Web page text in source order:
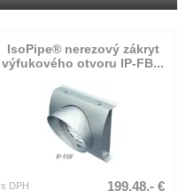
IsoPipe® nerezový zákryt
výfukového otvoru IP-FB...
s DPH 199.48,- €